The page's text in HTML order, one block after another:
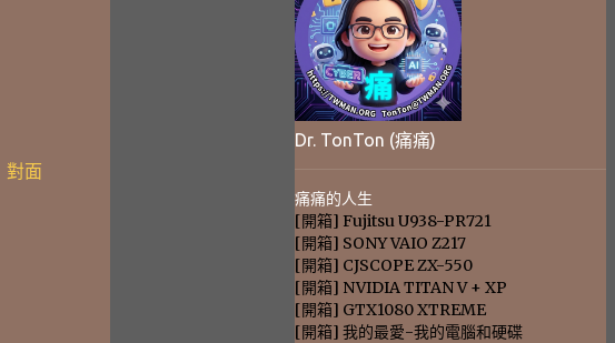
對面
Dr. TonTon (痛痛)
痛痛的人生
[開箱] Fujitsu U938-PR721
[開箱] SONY VAIO Z217
[開箱] CJSCOPE ZX-550
[開箱] NVIDIA TITAN V + XP
[開箱] GTX1080 XTREME
[開箱] 我的最愛-我的電腦和硬碟